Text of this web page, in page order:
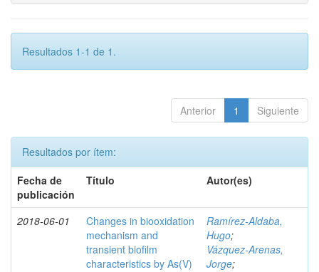
Resultados 1-1 de 1.
Anterior 1 Siguiente
Resultados por ítem:
Fecha de
publicación
Título Autor(es)
2018-06-01
Changes in biooxidation
mechanism and
transient biofilm
characteristics by As(V)
Ramírez‑Aldaba,
Hugo;
Vázquez‑Arenas,
Jorge;